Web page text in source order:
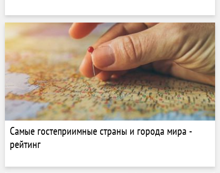
Самые гостеприимные страны и города мира -
рейтинг